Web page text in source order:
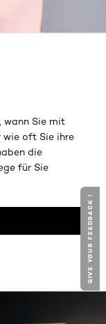
wann Sie mit
wie oft Sie ihre
die
für Sie
GIVE YOUR FEEDBACK !